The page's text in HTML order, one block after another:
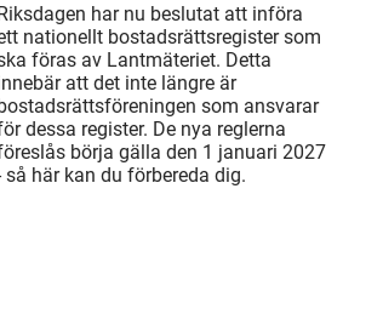
har nu beslutat att införa
nationellt bostadsrättsregister som
föras av Lantmäteriet. Detta
att det inte längre är
som ansvarar
dessa register. De nya reglerna
börja gälla den 1 januari 2027
så här kan du förbereda dig.